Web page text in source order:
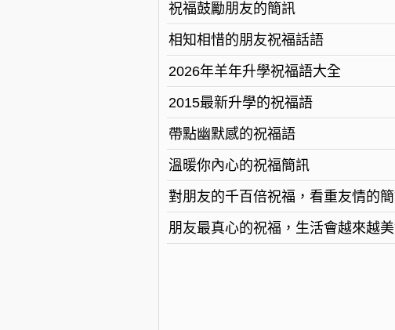
祝福鼓勵朋友的簡訊
相知相惜的朋友祝福話語
2026年羊年升學祝福語大全
2015最新升學的祝福語
帶點幽默感的祝福語
溫暖你內心的祝福簡訊
對朋友的千百倍祝福，看重友情的
朋友最真心的祝福，生活會越來越